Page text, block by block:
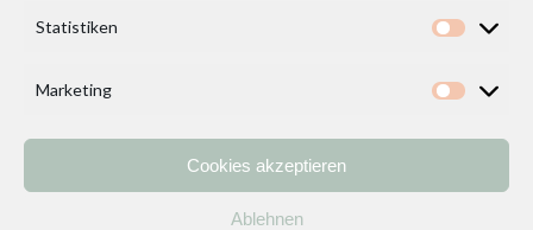
Statistiken
Marketing
Cookies akzeptieren
Ablehnen
Kontakt